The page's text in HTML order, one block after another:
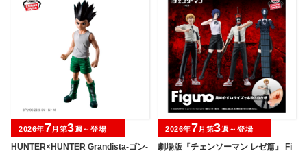
HUNTER×HUNTER Grandista-ゴン-
2026年7月第3週～登場
劇場版『チェンソーマン レゼ篇』 Fi
2026年7月第3週～登場